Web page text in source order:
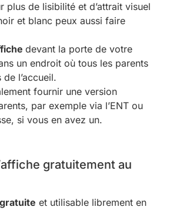
plus de lisibilité et d’attrait visuel
et blanc peux aussi faire
devant la porte de votre
un endroit où tous les parents
l’accueil.
fournir une version
par exemple via l’ENT ou
si vous en avez un.
gratuitement au
gratuite et utilisable librement en